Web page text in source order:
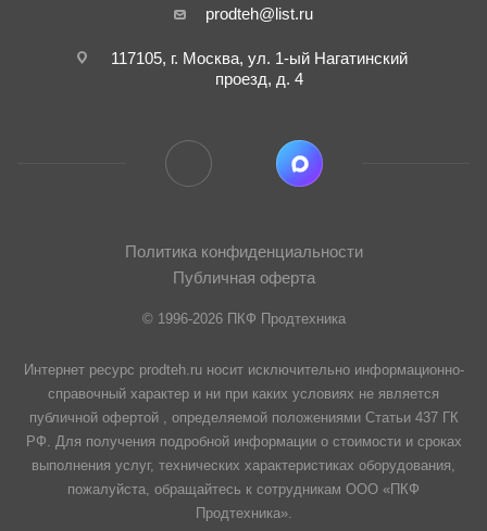
prodteh@list.ru
117105, г. Москва, ул. 1-ый Нагатинский
проезд, д. 4
Политика конфиденциальности
Публичная оферта
© 1996-2026 ПКФ Продтехника
Интернет ресурс prodteh.ru носит исключительно информационно-
справочный характер и ни при каких условиях не является
публичной офертой , определяемой положениями Статьи 437 ГК
РФ. Для получения подробной информации о стоимости и сроках
выполнения услуг, технических характеристиках оборудования,
пожалуйста, обращайтесь к сотрудникам ООО «ПКФ
Продтехника».